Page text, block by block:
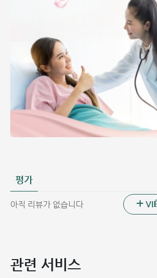
평가
아직 리뷰가 없습니다
관련 서비스